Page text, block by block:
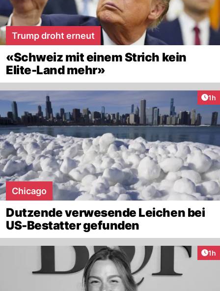
Trump droht erneut
«Schweiz mit einem Strich kein
Elite-Land mehr»
1h
Chicago
Dutzende verwesende Leichen bei
US-Bestatter gefunden
1h